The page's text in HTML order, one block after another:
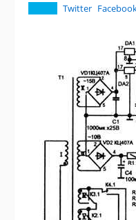
Twitter